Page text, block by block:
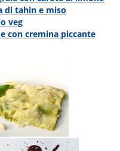
di tahin e miso
veg
con cremina piccante